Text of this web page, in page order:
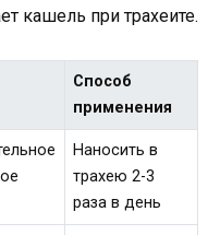
кашель при трахеите.
Способ
применения
Наносить в
трахею 2-3
раза в день